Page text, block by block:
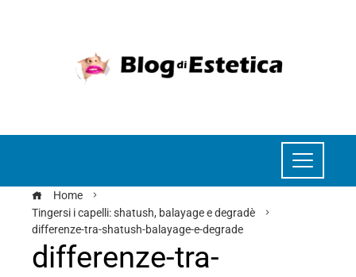
Home
Tingersi i capelli: shatush, balayage e degradè
differenze-tra-shatush-balayage-e-degrade
differenze-tra-